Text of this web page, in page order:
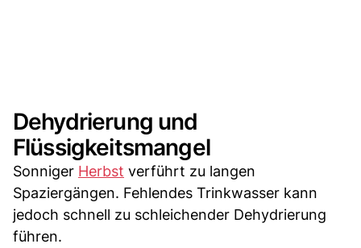
Dehydrierung und
Flüssigkeitsmangel
Sonniger Herbst verführt zu langen
Spaziergängen. Fehlendes Trinkwasser kann
jedoch schnell zu schleichender Dehydrierung
führen.